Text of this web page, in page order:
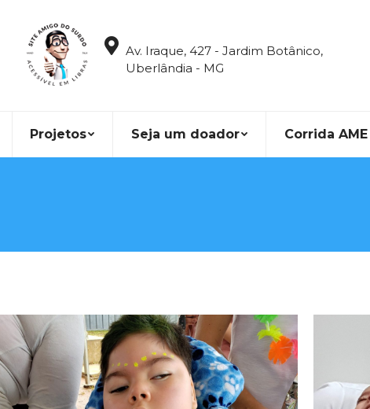
Av. Iraque, 427 - Jardim Botânico,
Uberlândia - MG
Projetos Seja um doador Corrida AME